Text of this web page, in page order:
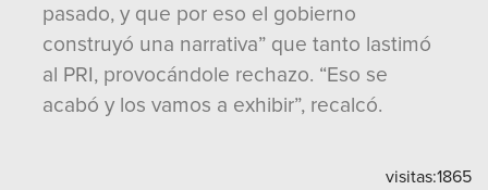
pasado, y que por eso el gobierno
construyó una narrativa” que tanto lastimó
al PRI, provocándole rechazo. “Eso se
acabó y los vamos a exhibir”, recalcó.
visitas:1865